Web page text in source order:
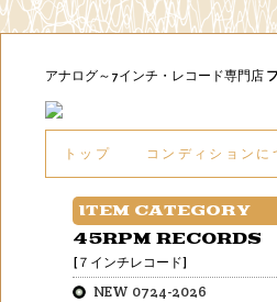
アナログ～7インチ・レコード専門店
トップ コンディションに
ITEM CATEGORY
45RPM RECORDS
[７インチレコード]
NEW 0724-2026